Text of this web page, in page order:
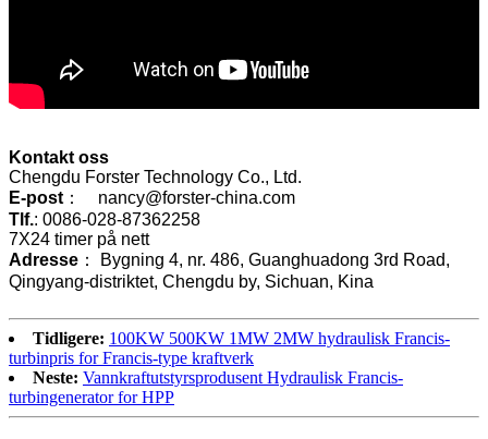
Kontakt oss
Chengdu Forster Technology Co., Ltd.
E-post： nancy@forster-china.com
Tlf.: 0086-028-87362258
7X24 timer på nett
Adresse ： Bygning 4, nr. 486, Guanghuadong 3rd Road,
Qingyang-distriktet, Chengdu by, Sichuan, Kina
Tidligere: 100KW 500KW 1MW 2MW hydraulisk Francis-
turbinpris for Francis-type kraftverk
Neste: Vannkraftutstyrsprodusent Hydraulisk Francis-
turbingenerator for HPP